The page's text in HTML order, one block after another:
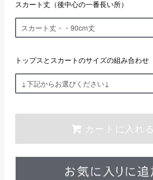
スカート丈（後中心の一番長い所）
トップスとスカートのサイズの組み合わせ
カートに入れる